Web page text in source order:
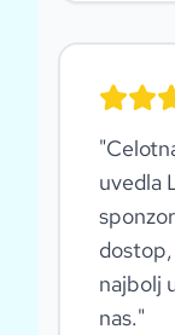
"
uvedla
najbolj
nas."